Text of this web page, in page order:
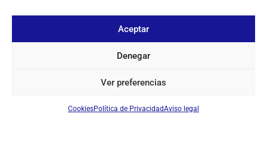
Aceptar
Denegar
Ver preferencias
CookiesPolítica de PrivacidadAviso legal